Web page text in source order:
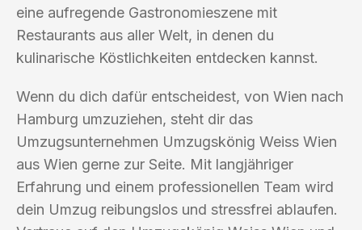
eine aufregende Gastronomieszene mit
Restaurants aus aller Welt, in denen du
kulinarische Köstlichkeiten entdecken kannst.
Wenn du dich dafür entscheidest, von Wien nach
Hamburg umzuziehen, steht dir das
Umzugsunternehmen Umzugskönig Weiss Wien
aus Wien gerne zur Seite. Mit langjähriger
Erfahrung und einem professionellen Team wird
dein Umzug reibungslos und stressfrei ablaufen.